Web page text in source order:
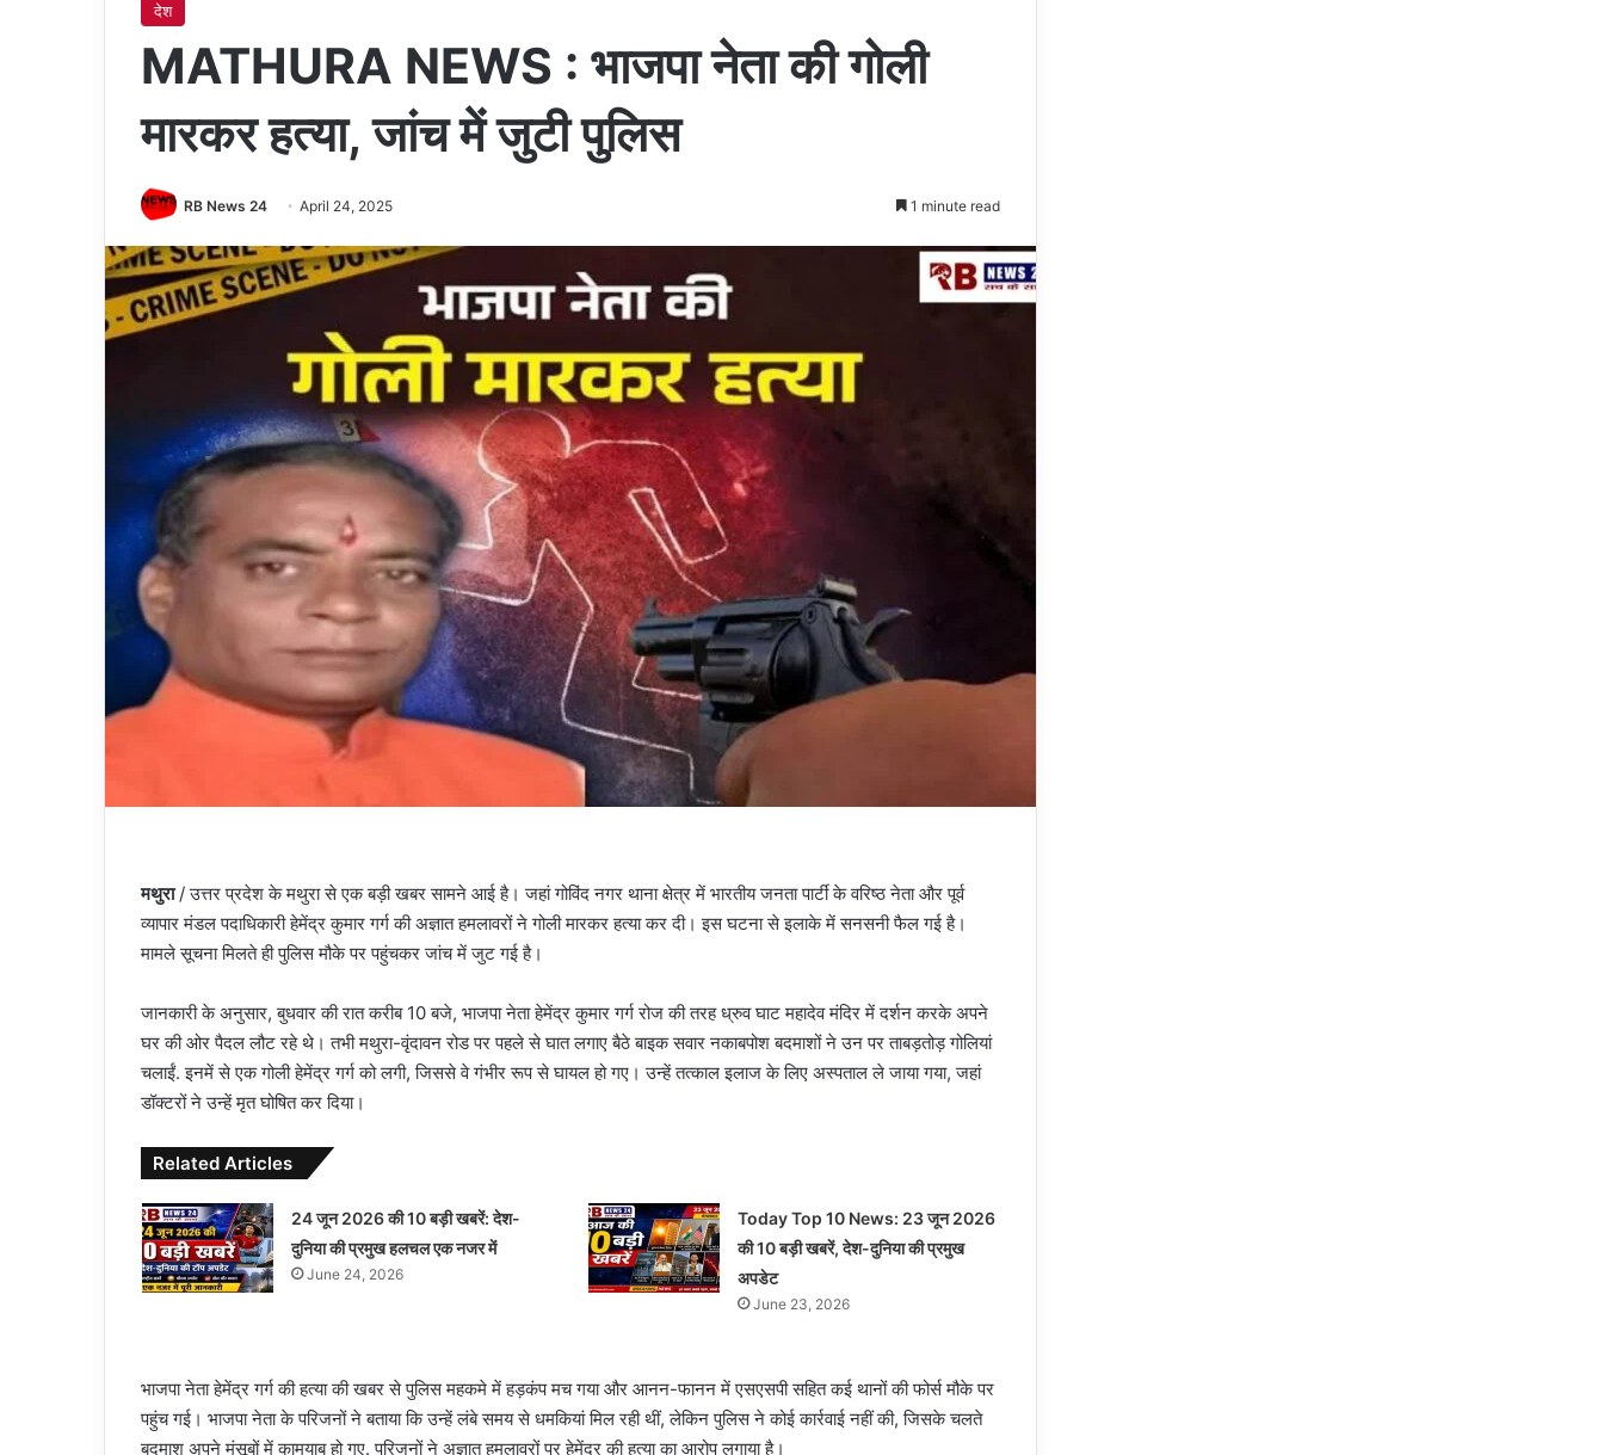
देश
MATHURA NEWS : भाजपा नेता की गोली
मारकर हत्या, जांच में जुटी पुलिस
RB News 24 April 24, 2025 1 minute read
मथुरा/ उत्तर प्रदेश के मथुरा से एक बड़ी खबर सामने आई है। जहां गोविंद नगर थाना क्षेत्र में भारतीय जनता पार्टी के वरिष्ठ नेता और पूर्व
व्यापार मंडल पदाधिकारी हेमेंद्र कुमार गर्ग की अज्ञात हमलावरों ने गोली मारकर हत्या कर दी। इस घटना से इलाके में सनसनी फैल गई है।
मामले सूचना मिलते ही पुलिस मौके पर पहुंचकर जांच में जुट गई है।
जानकारी के अनुसार, बुधवार की रात करीब 10 बजे, भाजपा नेता हेमेंद्र कुमार गर्ग रोज की तरह ध्रुव घाट महादेव मंदिर में दर्शन करके अपने
घर की ओर पैदल लौट रहे थे। तभी मथुरा-वृंदावन रोड पर पहले से घात लगाए बैठे बाइक सवार नकाबपोश बदमाशों ने उन पर ताबड़तोड़ गोलियां
चलाईं. इनमें से एक गोली हेमेंद्र गर्ग को लगी, जिससे वे गंभीर रूप से घायल हो गए। उन्हें तत्काल इलाज के लिए अस्पताल ले जाया गया, जहां
डॉक्टरों ने उन्हें मृत घोषित कर दिया।
Related Articles
24 जून 2026 की 10 बड़ी खबरें: देश-
दुनिया की प्रमुख हलचल एक नजर में
June 24, 2026
Today Top 10 News: 23 जून 2026
की 10 बड़ी खबरें, देश-दुनिया की प्रमुख
अपडेट
June 23, 2026
भाजपा नेता हेमेंद्र गर्ग की हत्या की खबर से पुलिस महकमे में हड़कंप मच गया और आनन-फानन में एसएसपी सहित कई थानों की फोर्स मौके पर
पहुंच गई। भाजपा नेता के परिजनों ने बताया कि उन्हें लंबे समय से धमकियां मिल रही थीं, लेकिन पुलिस ने कोई कार्रवाई नहीं की, जिसके चलते
बदमाश अपने मंसूबों में कामयाब हो गए. परिजनों ने अज्ञात हमलावरों पर हेमेंद्र की हत्या का आरोप लगाया है।